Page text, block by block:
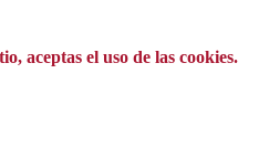
aceptas el uso de las cookies.